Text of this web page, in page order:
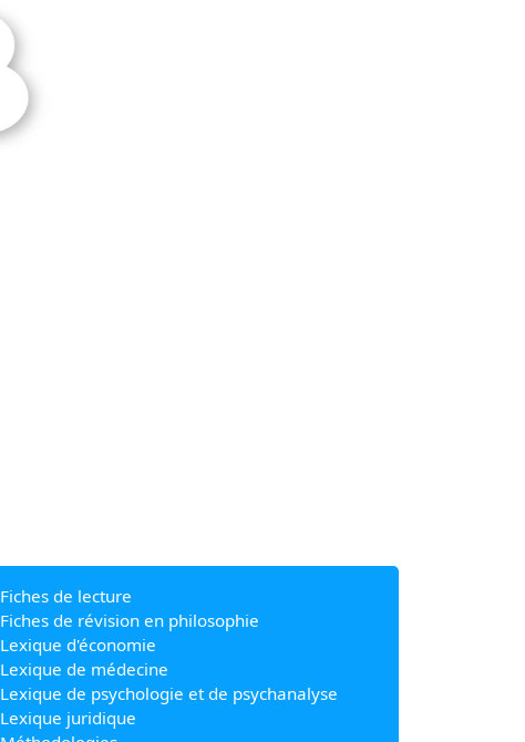
Fiches de lecture
Fiches de révision en philosophie
Lexique d'économie
Lexique de médecine
Lexique de psychologie et de psychanalyse
Lexique juridique